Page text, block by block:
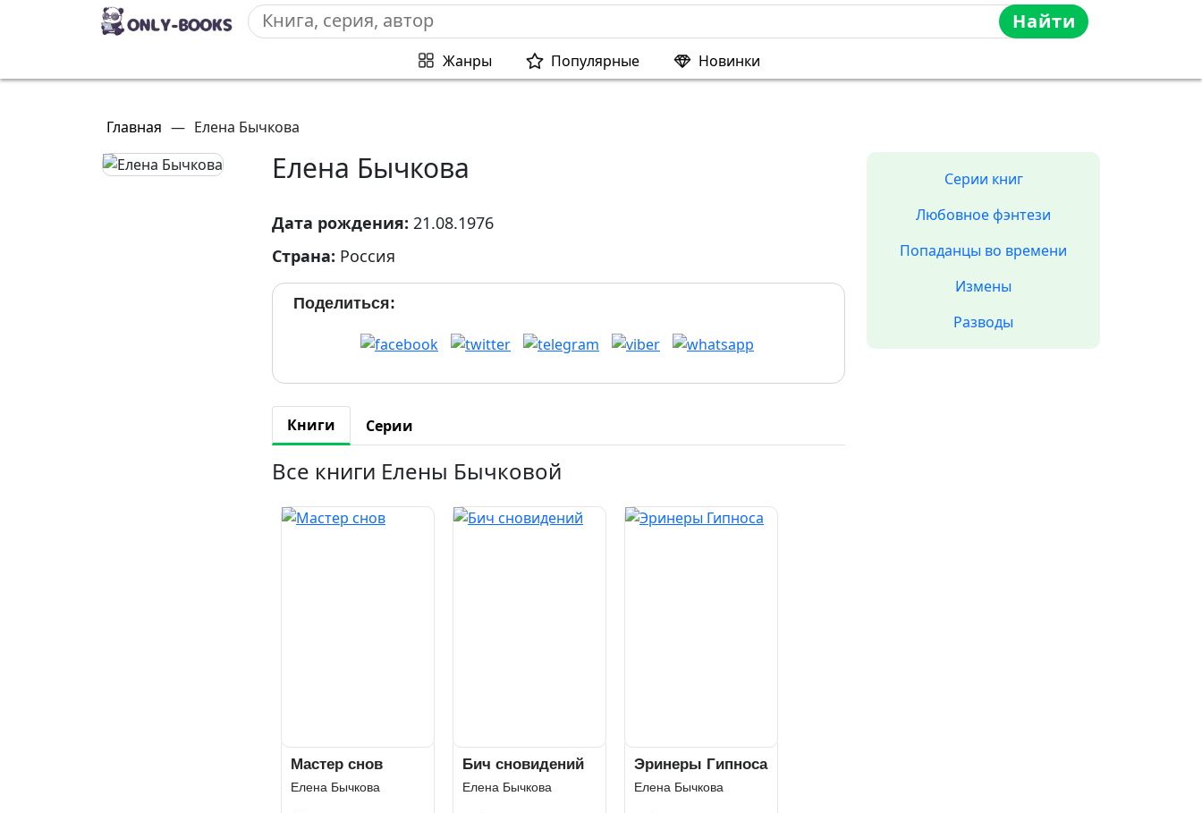
Найти
Жанры Популярные Новинки
Главная — Елена Бычкова
Елена Бычкова
Дата рождения: 21.08.1976
Страна: Россия
Поделиться:
Книги Серии
Все книги Елены Бычковой
Мастер снов
Елена Бычкова
Бич сновидений
Елена Бычкова
Эринеры Гипноса
Елена Бычкова
Серии книг
Любовное фэнтези
Попаданцы во времени
Измены
Разводы